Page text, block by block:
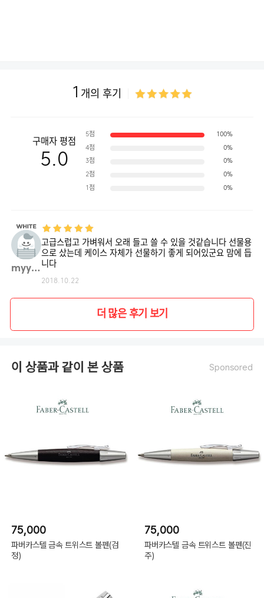
1 개의 후기
구매자 평점
5.0
5점 100%
4점 0%
3점 0%
2점 0%
1점 0%
myyej**
고급스럽고 가벼워서 오래 들고 쓸 수 있을 것같습니다 선물용
으로 샀는데 케이스 자체가 선물하기 좋게 되어있군요 맘에 듭
니다
2018.10.22
더 많은 후기 보기
이 상품과 같이 본 상품 Sponsored
75,000
파버카스텔 금속 트위스트 볼펜(검
정)
75,000
파버카스텔 금속 트위스트 볼펜(진
주)